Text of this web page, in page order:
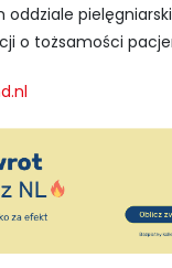
oddziale
o tożsamości